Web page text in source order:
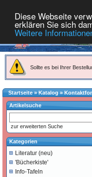
Diese Webseite
erklären Sie sich
Weitere
Sollte es bei Ihrer
Startseite»Katalog »
Artikelsuche
zur erweiterten Suche
Kategorien
Literatur (neu)
'Bücherkiste'
Info-Tafeln